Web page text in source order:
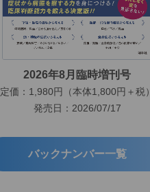
2026年8月臨時増刊号
定価：1,980円（本体1,800円＋税）
発売日：2026/07/17
バックナンバー一覧